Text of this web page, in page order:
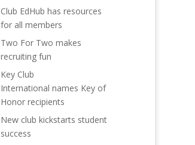
Club EdHub has resources
for all members
Two For Two makes
recruiting fun
Key Club
International names Key of
Honor recipients
New club kickstarts student
success